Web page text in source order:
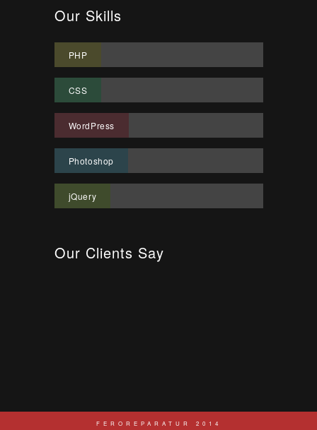
Our Skills
PHP
CSS
WordPress
Photoshop
jQuery
Our Clients Say
FEROREPARATUR 2014